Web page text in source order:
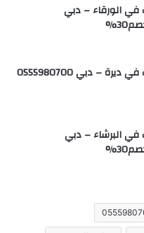
الورقاء – دبي
شركة تنظيف كنب في ديرة – دبي 0555980700
البرشاء – دبي